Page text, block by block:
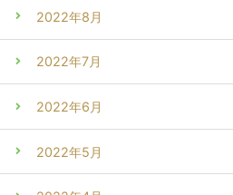
2022年8月
2022年7月
2022年6月
2022年5月